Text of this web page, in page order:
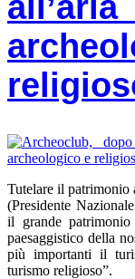
Tutelare il patrimonio
(Presidente
il grande
paesaggistico della
più importanti il
turismo religioso”.